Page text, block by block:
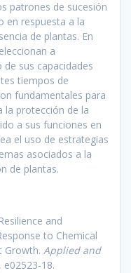
patrones de sucesión
en respuesta a la
de plantas. En
a
sus capacidades
tiempos de
fundamentales para
la protección de la
a sus funciones en
el uso de estrategias
asociados a la
de plantas.
and
to Chemical
Growth. Applied and
e02523-18.